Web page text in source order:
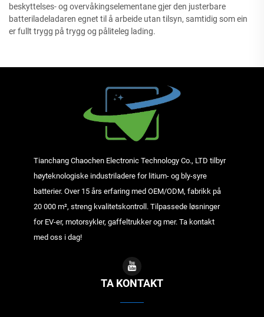
beskyttelses- og overvåkingselementane gjer den justerbare
batteriladeladaren egnet til å arbeide utan tilsyn, samtidig som ein
er fullt trygg på trygg og påliteleg lading.
Tianchang Chaochen Electronic Technology Co., LTD tilbyr
høyteknologiske industriladere for litium- og bly-syre
batterier. Over 15 års erfaring med OEM/ODM, fabrikk på
20 000 m², streng kvalitetskontroll. Tilpassede løsninger
for EV-er, motorsykler, gaffeltrukker og mer. Ta kontakt
med oss i dag!
TA KONTAKT